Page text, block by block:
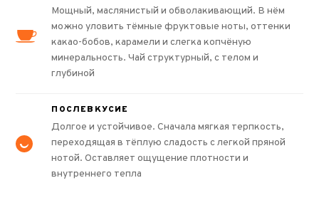
Мощный, маслянистый и обволакивающий. В нём
можно уловить тёмные фруктовые ноты, оттенки
какао-бобов, карамели и слегка копчёную
минеральность. Чай структурный, с телом и
глубиной
ПОСЛЕВКУСИЕ
Долгое и устойчивое. Сначала мягкая терпкость,
переходящая в тёплую сладость с легкой пряной
нотой. Оставляет ощущение плотности и
внутреннего тепла